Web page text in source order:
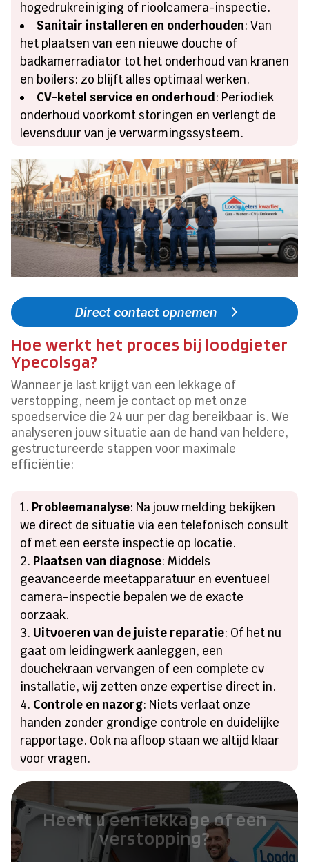
hogedrukreiniging of rioolcamera-inspectie.
Sanitair installeren en onderhouden: Van
het plaatsen van een nieuwe douche of
badkamerradiator tot het onderhoud van kranen
en boilers: zo blijft alles optimaal werken.
CV-ketel service en onderhoud: Periodiek
onderhoud voorkomt storingen en verlengt de
levensduur van je verwarmingssysteem.
Direct contact opnemen
Hoe werkt het proces bij loodgieter
Ypecolsga?
Wanneer je last krijgt van een lekkage of
verstopping, neem je contact op met onze
spoedservice die 24 uur per dag bereikbaar is. We
analyseren jouw situatie aan de hand van heldere,
gestructureerde stappen voor maximale
efficiëntie:
Probleemanalyse: Na jouw melding bekijken
we direct de situatie via een telefonisch consult
of met een eerste inspectie op locatie.
Plaatsen van diagnose: Middels
geavanceerde meetapparatuur en eventueel
camera-inspectie bepalen we de exacte
oorzaak.
Uitvoeren van de juiste reparatie: Of het nu
gaat om leidingwerk aanleggen, een
douchekraan vervangen of een complete cv
installatie, wij zetten onze expertise direct in.
Controle en nazorg: Niets verlaat onze
handen zonder grondige controle en duidelijke
rapportage. Ook na afloop staan we altijd klaar
voor vragen.
Heeft u een lekkage of een
verstopping?